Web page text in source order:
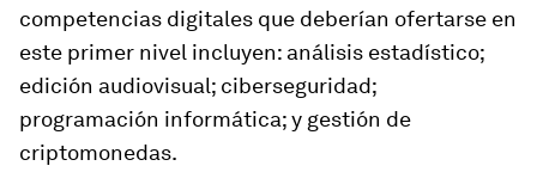
competencias digitales que deberían ofertarse en
este primer nivel incluyen: análisis estadístico;
edición audiovisual; ciberseguridad;
programación informática; y gestión de
criptomonedas.